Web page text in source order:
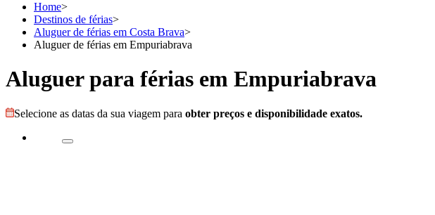
Home>
Destinos de férias>
Aluguer de férias em Costa Brava>
Aluguer de férias em Empuriabrava
Aluguer para férias em Empuriabrava
Selecione as datas da sua viagem para obter preços e disponibilidade exatos.